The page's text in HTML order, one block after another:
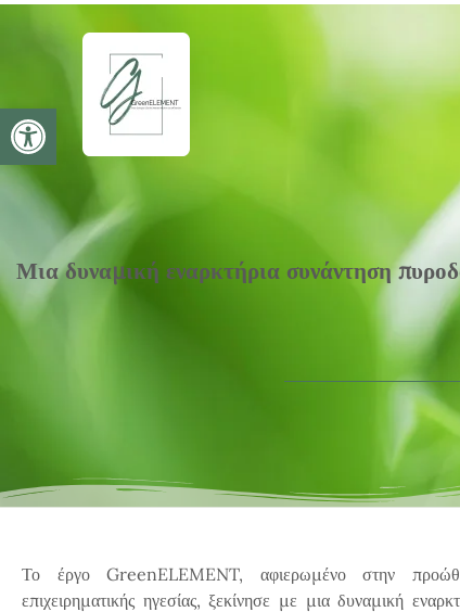
Ανοίξτε τη γραμμή εργαλείων
Μια δυναμική εναρκτήρια συνάντηση
Το έργο GreenELEMENT, αφιερωμένο στην
επιχειρηματικής ηγεσίας, ξεκίνησε με μια δυναμική